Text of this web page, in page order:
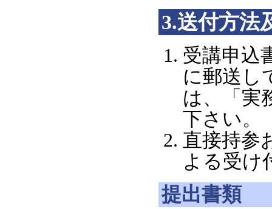
3.送付方法
受講申込
に郵送し
は、「実
下さい。
直接持参
よる受け
提出書類